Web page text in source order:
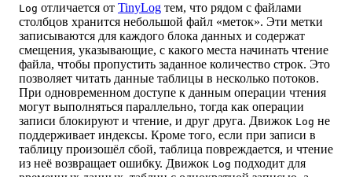
Log отличается от TinyLog тем, что рядом с файлами
столбцов хранится небольшой файл «меток». Эти метки
записываются для каждого блока данных и содержат
смещения, указывающие, с какого места начинать чтение
файла, чтобы пропустить заданное количество строк. Это
позволяет читать данные таблицы в несколько потоков.
При одновременном доступе к данным операции чтения
могут выполняться параллельно, тогда как операции
записи блокируют и чтение, и друг друга. Движок Log не
поддерживает индексы. Кроме того, если при записи в
таблицу произошёл сбой, таблица повреждается, и чтение
из неё возвращает ошибку. Движок Log подходит для